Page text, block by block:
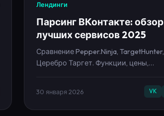
Лендинги
Парсинг ВКонтакте: обзор
лучших сервисов 2025
Сравнение Pepper.Ninja, TargetHunter,
Церебро Таргет. Функции, цены,
30 января 2026 VK